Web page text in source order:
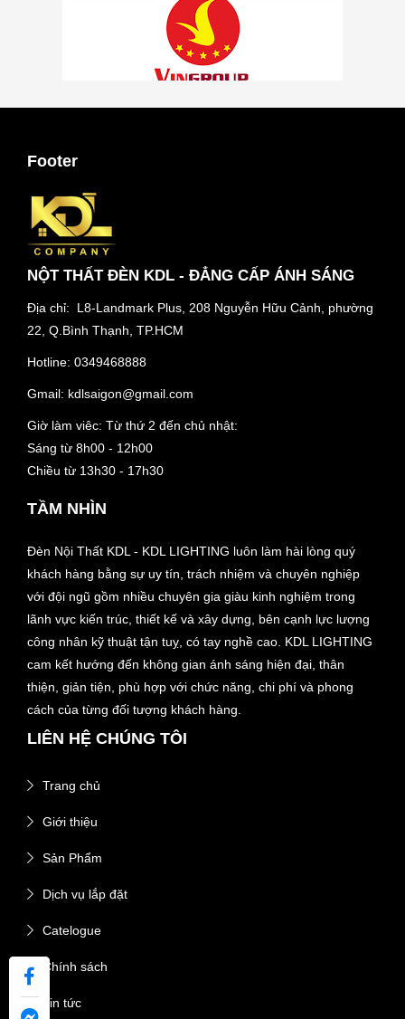
Footer
NỘT THẤT ĐÈN KDL - ĐẲNG CẤP ÁNH SÁNG
Địa chỉ: L8-Landmark Plus, 208 Nguyễn Hữu Cảnh, phường
22, Q.Bình Thạnh, TP.HCM
Hotline: 0349468888
Gmail: kdlsaigon@gmail.com
Giờ làm viêc: Từ thứ 2 đến chủ nhật:
Sáng từ 8h00 - 12h00
Chiều từ 13h30 - 17h30
TẦM NHÌN
Đèn Nội Thất KDL - KDL LIGHTING luôn làm hài lòng quý
khách hàng bằng sự uy tín, trách nhiệm và chuyên nghiệp
với đội ngũ gồm nhiều chuyên gia giàu kinh nghiệm trong
lãnh vực kiến trúc, thiết kế và xây dựng, bên cạnh lực lượng
công nhân kỹ thuật tận tuỵ, có tay nghề cao. KDL LIGHTING
cam kết hướng đến không gian ánh sáng hiện đại, thân
thiện, giản tiện, phù hợp với chức năng, chi phí và phong
cách của từng đối tượng khách hàng.
LIÊN HỆ CHÚNG TÔI
Trang chủ
Giới thiệu
Sản Phẩm
Dịch vụ lắp đặt
Catelogue
Chính sách
Tin tức